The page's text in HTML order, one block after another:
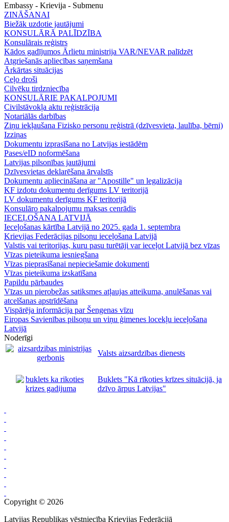
Embassy - Krievija - Submenu
ZINĀŠANAI
Biežāk uzdotie jautājumi
KONSULĀRĀ PALĪDZĪBA
Konsulārais reģistrs
Kādos gadījumos Ārlietu ministrija VAR/NEVAR palīdzēt
Atgriešanās apliecības saņemšana
Ārkārtas situācijas
Ceļo droši
Cilvēku tirdzniecība
KONSULĀRIE PAKALPOJUMI
Civilstāvokļa aktu reģistrācija
Notariālās darbības
Ziņu iekļaušana Fizisko personu reģistrā (dzīvesvieta, laulība, bērni)
Izziņas
Dokumentu izprasīšana no Latvijas iestādēm
Pases/eID noformēšana
Latvijas pilsonības jautājumi
Dzīvesvietas deklarēšana ārvalstīs
Dokumentu apliecināšana ar "Apostille" un legalizācija
KF izdotu dokumentu derīgums LV teritorijā
LV dokumentu derīgums KF teritorijā
Konsulāro pakalpojumu maksas cenrādis
IECEĻOŠANA LATVIJĀ
Ieceļošanas kārtība Latvijā no 2025. gada 1. septembra
Krievijas Federācijas pilsoņu ieceļošana Latvijā
Valstis vai teritorijas, kuru pasu turētāji var ieceļot Latvijā bez vīzas
Vīzas pieteikuma iesniegšana
Vīzas pieprasīšanai nepieciešamie dokumenti
Vīzas pieteikuma izskatīšana
Papildu pārbaudes
Vīzas un pierobežas satiksmes atļaujas atteikuma, anulēšanas vai
atcelšanas apstrīdēšana
Vispārēja informācija par Šengenas vīzu
Eiropas Savienības pilsoņu un viņu ģimenes locekļu ieceļošana
Latvijā
Noderīgi
Valsts aizsardzības dienests
Buklets "Kā rīkoties krīzes situācijā, ja
dzīvo ārpus Latvijas"
Copyright © 2026
Latvijas Republikas vēstniecība Krievijas Federācijā